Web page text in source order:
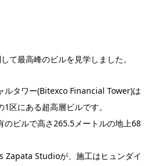
て最高峰のビルを見学しました。
ルタワー(Bitexco Financial Tower)は
区にある超高層ビルです。
のビルで高さ265.5メートルの地上68
Zapata Studioが、施工はヒュンダイ